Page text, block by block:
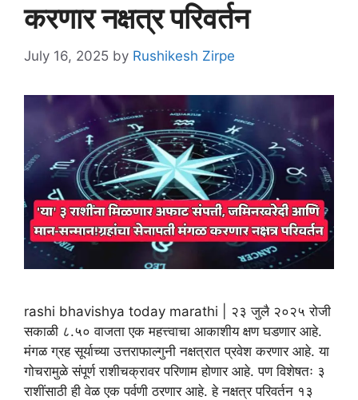
करणार नक्षत्र परिवर्तन
July 16, 2025 by Rushikesh Zirpe
rashi bhavishya today marathi | २३ जुलै २०२५ रोजी
सकाळी ८.५० वाजता एक महत्त्वाचा आकाशीय क्षण घडणार आहे.
मंगळ ग्रह सूर्याच्या उत्तराफाल्गुनी नक्षत्रात प्रवेश करणार आहे. या
गोचरामुळे संपूर्ण राशीचक्रावर परिणाम होणार आहे. पण विशेषतः ३
राशींसाठी ही वेळ एक पर्वणी ठरणार आहे. हे नक्षत्र परिवर्तन १३